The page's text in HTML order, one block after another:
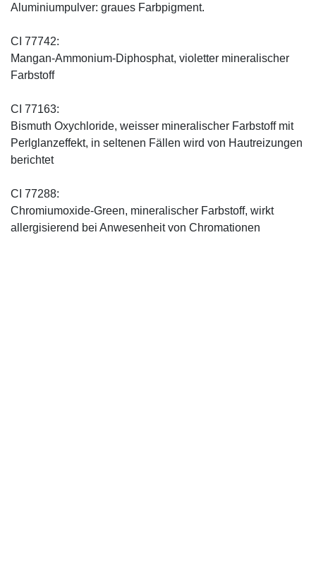
Aluminiumpulver: graues Farbpigment.
CI 77742:
Mangan-Ammonium-Diphosphat, violetter mineralischer
Farbstoff
CI 77163:
Bismuth Oxychloride, weisser mineralischer Farbstoff mit
Perlglanzeffekt, in seltenen Fällen wird von Hautreizungen
berichtet
CI 77288:
Chromiumoxide-Green, mineralischer ­Farbstoff, wirkt
allergisierend bei Anwesenheit von Chromationen